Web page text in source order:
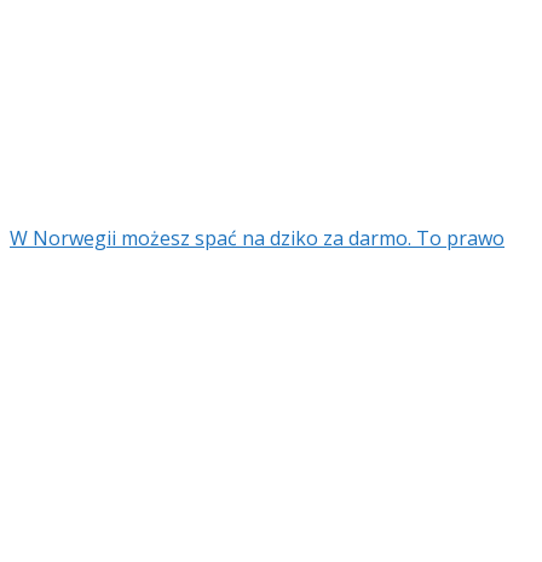
W Norwegii możesz spać na dziko za darmo. To prawo